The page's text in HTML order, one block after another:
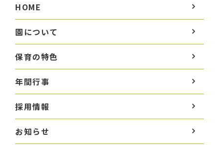
HOME
園について
保育の特色
年間行事
採用情報
お知らせ